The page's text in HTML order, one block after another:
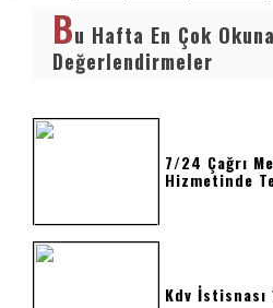
Bu Hafta En Çok
Değerlendirmeler
7/24 Çağrı
Hizmetinde
Kdv İstisnası